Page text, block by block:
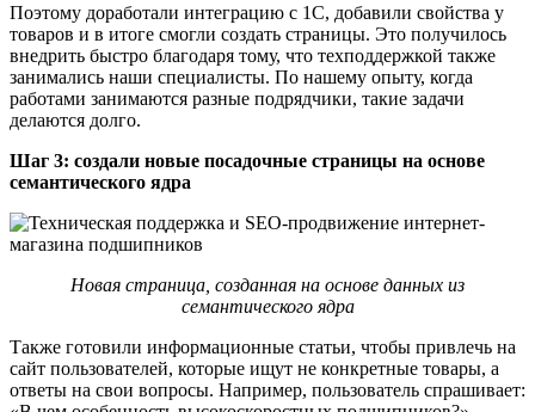
Поэтому доработали интеграцию с 1С, добавили свойства у
товаров и в итоге смогли создать страницы. Это получилось
внедрить быстро благодаря тому, что техподдержкой также
занимались наши специалисты. По нашему опыту, когда
работами занимаются разные подрядчики, такие задачи
делаются долго.
Шаг 3: создали новые посадочные страницы на основе
семантического ядра
Новая страница, созданная на основе данных из
семантического ядра
Также готовили информационные статьи, чтобы привлечь на
сайт пользователей, которые ищут не конкретные товары, а
ответы на свои вопросы. Например, пользователь спрашивает: